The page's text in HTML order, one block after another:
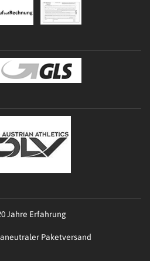
Jahre Erfahrung
Paketversand